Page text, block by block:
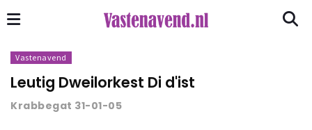
Vastenavend
Leutig Dweilorkest Di d'ist
Krabbegat 31-01-05